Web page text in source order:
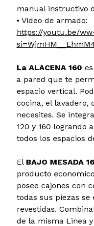
manual instructivo
• Video de armado:
https://youtu.be/
La ALACENA 160
a pared que te
espacio vertical.
cocina, el lavadero,
necesites. Se
120 y 160 logrando
todos los espacios
El BAJO MESADA
producto
posee cajones con
todas sus piezas se
revestidas.
de la misma Linea